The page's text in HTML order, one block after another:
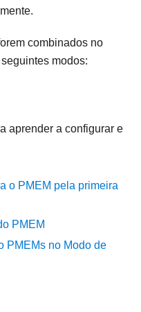
combinados no
modos:
aprender a configurar e
o PMEM pela primeira
PMEM
PMEMs no Modo de